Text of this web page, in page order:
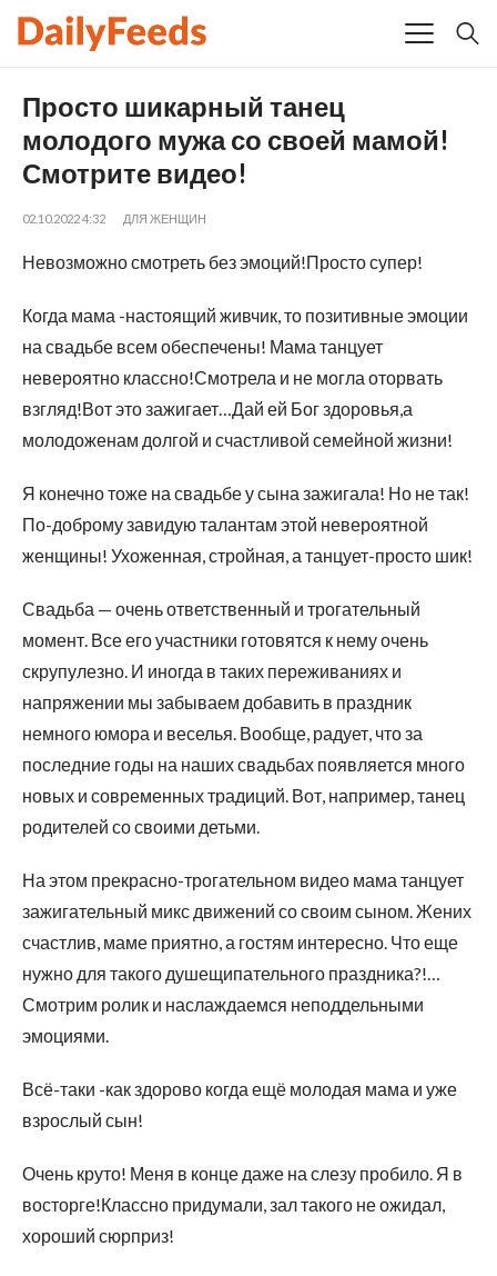
Просто шикарный танец
молодого мужа со своей мамой!
Смотрите видео!
02.10.2022 4:32 ДЛЯ ЖЕНЩИН
Невозможно смотреть без эмоций!Просто супер!
Когда мама -настоящий живчик, то позитивные эмоции
на свадьбе всем обеспечены! Мама танцует
невероятно классно!Смотрела и не могла оторвать
взгляд!Вот это зажигает…Дай ей Бог здоровья,а
молодоженам долгой и счастливой семейной жизни!
Я конечно тоже на свадьбе у сына зажигала! Но не так!
По-доброму завидую талантам этой невероятной
женщины! Ухоженная, стройная, а танцует-просто шик!
Свадьба — очень ответственный и трогательный
момент. Все его участники готовятся к нему очень
скрупулезно. И иногда в таких переживаниях и
напряжении мы забываем добавить в праздник
немного юмора и веселья. Вообще, радует, что за
последние годы на наших свадьбах появляется много
новых и современных традиций. Вот, например, танец
родителей со своими детьми.
На этом прекрасно-трогательном видео мама танцует
зажигательный микс движений со своим сыном. Жених
счастлив, маме приятно, а гостям интересно. Что еще
нужно для такого душещипательного праздника?!…
Смотрим ролик и наслаждаемся неподдельными
эмоциями.
Всё-таки -как здорово когда ещё молодая мама и уже
взрослый сын!
Очень круто! Меня в конце даже на слезу пробило. Я в
восторге!Классно придумали, зал такого не ожидал,
хороший сюрприз!